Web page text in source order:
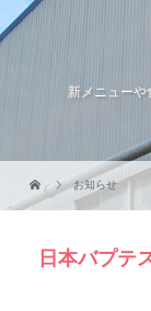
新メニュー
お知らせ
日本バプテ